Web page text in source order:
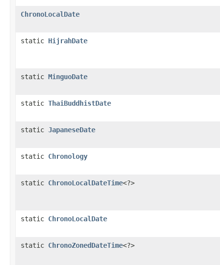
ChronoLocalDate
static HijrahDate
static MinguoDate
static ThaiBuddhistDate
static JapaneseDate
static Chronology
static ChronoLocalDateTime<?>
static ChronoLocalDate
static ChronoZonedDateTime<?>